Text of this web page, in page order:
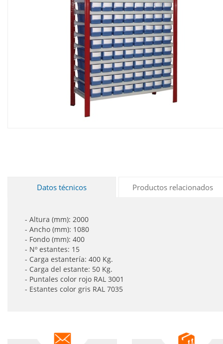
Datos técnicos Productos relacionados
- Altura (mm): 2000
- Ancho (mm): 1080
- Fondo (mm): 400
- Nº estantes: 15
- Carga estantería: 400 Kg.
- Carga del estante: 50 Kg.
- Puntales color rojo RAL 3001
- Estantes color gris RAL 7035